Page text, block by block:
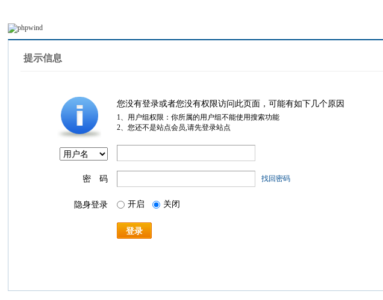
提示信息
您没有登录或者您没有权限访问此页面，可能有如下几个原因
1、用户组权限：你所属的用户组不能使用搜索功能
2、您还不是站点会员,请先登录站点
密 码 找回密码
隐身登录 开启 关闭
登录